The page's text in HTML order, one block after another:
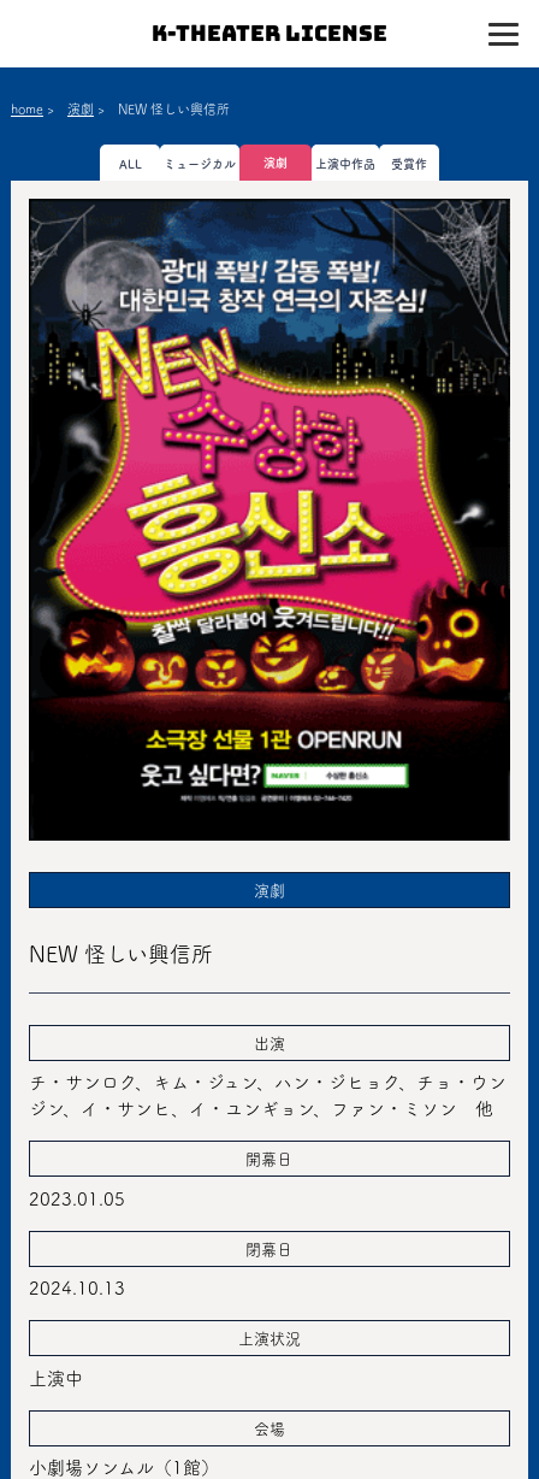
K-Theater License
home> 演劇 > NEW 怪しい興信所
ALL ミュージカル 演劇 上演中作品 受賞作
演劇
NEW 怪しい興信所
出演
チ・サンロク、キム・ジュン、ハン・ジヒョク、チョ・ウン
ジン、イ・サンヒ、イ・ユンギョン、ファン・ミソン 他
開幕日
2023.01.05
閉幕日
2024.10.13
上演状況
上演中
会場
小劇場ソンムル（1館）